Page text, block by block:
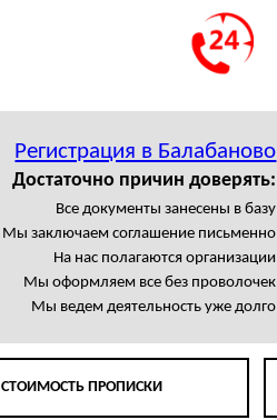
Регистрация в Балабаново
Достаточно причин доверять:
Все документы занесены в базу
Мы заключаем соглашение письменно
На нас полагаются организации
Мы оформляем все без проволочек
Мы ведем деятельность уже долго
СТОИМОСТЬ ПРОПИСКИ